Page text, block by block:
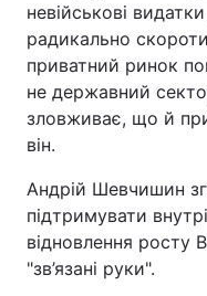
невійськові
радикально
приватний ринок
не державний
зловживає, що й
він.
Андрій Шевчишин
підтримувати
відновлення
"зв’язані руки".